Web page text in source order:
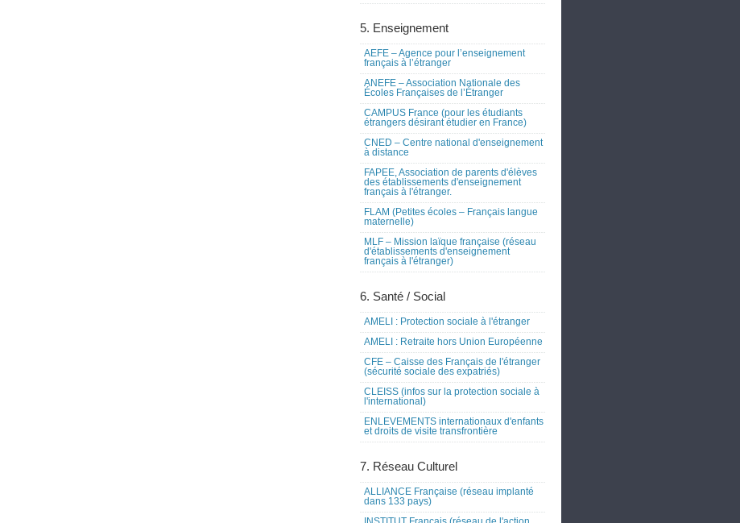
5. Enseignement
AEFE – Agence pour l’enseignement
français à l’étranger
ANEFE – Association Nationale des
Écoles Françaises de l’Étranger
CAMPUS France (pour les étudiants
étrangers désirant étudier en France)
CNED – Centre national d'enseignement
à distance
FAPEE, Association de parents d'élèves
des établissements d'enseignement
français à l'étranger.
FLAM (Petites écoles – Français langue
maternelle)
MLF – Mission laïque française (réseau
d'établissements d'enseignement
français à l'étranger)
6. Santé / Social
AMELI : Protection sociale à l'étranger
AMELI : Retraite hors Union Européenne
CFE – Caisse des Français de l'étranger
(sécurité sociale des expatriés)
CLEISS (infos sur la protection sociale à
l'international)
ENLEVEMENTS internationaux d'enfants
et droits de visite transfrontière
7. Réseau Culturel
ALLIANCE Française (réseau implanté
dans 133 pays)